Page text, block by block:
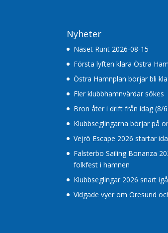
Nyheter
Näset Runt 2026-08-15
Första lyften klara Östra
Östra Hamnplan börjar bli
Fler klubbhamnvärdar sökes
Bron åter i drift från idag (8/
Klubbseglingarna börjar på
Vejrö Escape 2026 startar
Falsterbo Sailing Bonanza
folkfest i hamnen
Klubbseglingar 2026 snart
Vidgade vyer om Öresund